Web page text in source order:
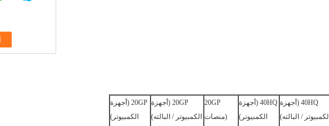
40HQ (أجهزة
الكمبيوتر / البالته)
40HQ (أجهزة
الكمبيوتر)
20GP
(منصات
20GP (أجهزة
الكمبيوتر / البالته)
20GP (أجهزة
الكمبيوتر)